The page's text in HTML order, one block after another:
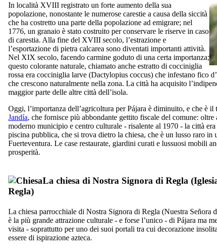
In località XVIII registrato un forte aumento della sua
popolazione, nonostante le numerose carestie a causa della siccità
che ha costretto una parte della popolazione ad emigrare; nel
1776, un granaio è stato costruito per conservare le riserve in caso
di carestia. Alla fine del XVIII secolo, l’estrazione e
l’esportazione di pietra calcarea sono diventati importanti attività.
Nel XIX secolo, facendo carmine goduto di una certa importanza;
questo colorante naturale, chiamato anche estratto di cocciniglia
rossa era cocciniglia larve (Dactylopius coccus) che infestano fico
che crescono naturalmente nella zona. La città ha acquisito
maggior parte delle altre città dell’isola.
Oggi, l’importanza dell’agricoltura perPájara è diminuito, e che è il
Jandía, che fornisce più abbondante gettito fiscale del comune:
moderno municipio e centro culturale - risalente al 1970 - la città
piscina pubblica, che si trova dietro la chiesa, che è un lusso raro in
Fuerteventura. Le case restaurate, giardini curati e lussuosi mobili
prosperità.
La chiesa di Nostra Signora di Regla (
Regla)
La chiesa parrocchiale di Nostra Signora di Regla (Nuestra Señora
è la più grande attrazione culturale - e forse l’unico - di Pájara ma
visita - soprattutto per uno dei suoi portali tra cui decorazione
essere di ispirazione azteca.